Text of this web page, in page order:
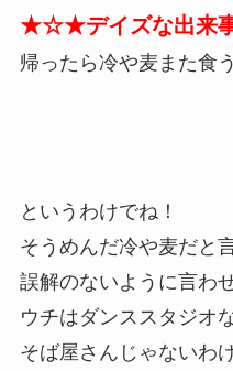
★☆★デイズな出
帰ったら冷や麦また食
というわけでね！
そうめんだ冷や麦だと
誤解のないように言わ
ウチはダンススタジオ
そば屋さんじゃないわ